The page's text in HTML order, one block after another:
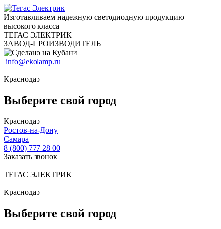
Изготавливаем надежную светодиодную продукцию
высокого класса
ТЕГАС ЭЛЕКТРИК
ЗАВОД-ПРОИЗВОДИТЕЛЬ
info@ekolamp.ru
Краснодар
Выберите свой город
Краснодар
Ростов-на-Дону
Самара
8 (800) 777 28 00
Заказать звонок
ТЕГАС ЭЛЕКТРИК
Краснодар
Выберите свой город